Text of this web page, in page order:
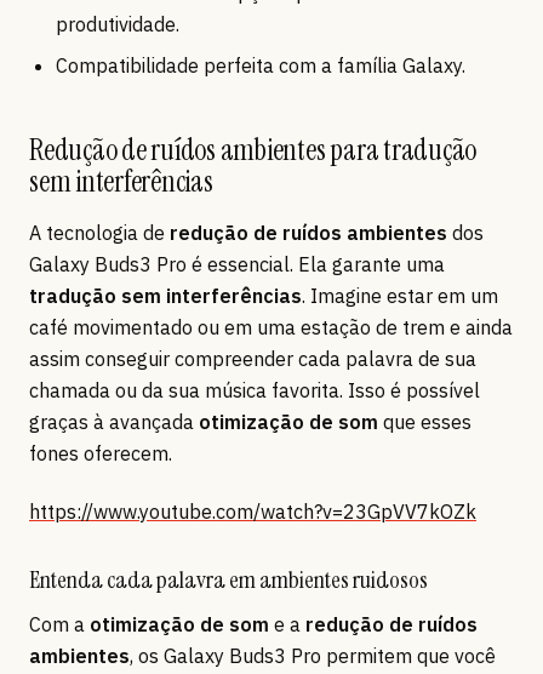
produtividade.
Compatibilidade perfeita com a família Galaxy.
Redução de ruídos ambientes para tradução
sem interferências
A tecnologia de redução de ruídos ambientes dos
Galaxy Buds3 Pro é essencial. Ela garante uma
tradução sem interferências. Imagine estar em um
café movimentado ou em uma estação de trem e ainda
assim conseguir compreender cada palavra de sua
chamada ou da sua música favorita. Isso é possível
graças à avançada otimização de som que esses
fones oferecem.
https://www.youtube.com/watch?v=23GpVV7kOZk
Entenda cada palavra em ambientes ruidosos
Com a otimização de som e a redução de ruídos
ambientes, os Galaxy Buds3 Pro permitem que você